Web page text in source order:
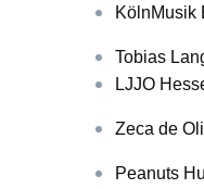
KölnMusik
Tobias
LJJO
Zeca de
Peanuts